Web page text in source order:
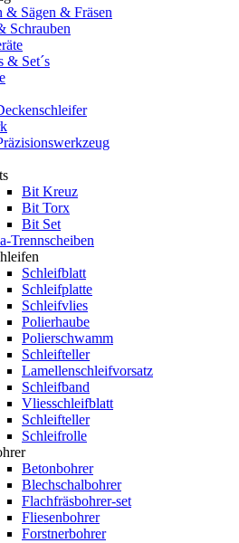
& Sägen & Fräsen
Schrauben
& Set´s
Bit Kreuz
Bit Torx
Bit Set
Trennscheiben
Schleifblatt
Schleifplatte
Schleifvlies
Polierhaube
Polierschwamm
Schleifteller
Lamellenschleifvorsatz
Schleifband
Vliesschleifblatt
Schleifteller
Schleifrolle
Betonbohrer
Blechschalbohrer
Flachfräsbohrer-set
Fliesenbohrer
Forstnerbohrer